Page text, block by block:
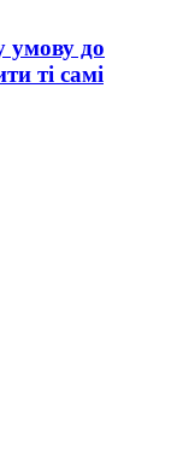
умову до
ті самі